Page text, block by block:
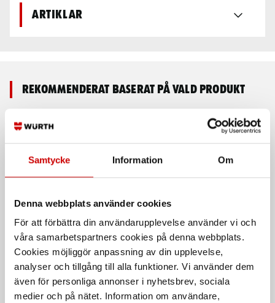
Samtycke Information Om
Denna webbplats använder cookies
För att förbättra din användarupplevelse använder vi och
våra samarbetspartners cookies på denna webbplats.
Cookies möjliggör anpassning av din upplevelse,
analyser och tillgång till alla funktioner. Vi använder dem
även för personliga annonser i nyhetsbrev, sociala
medier och på nätet. Information om användare,
Artiklar
Rekommenderat baserat på vald produkt
Slipband VSM ZK713X
Zirkon, till stationär maskin
Slipband zirkon
Zirkon